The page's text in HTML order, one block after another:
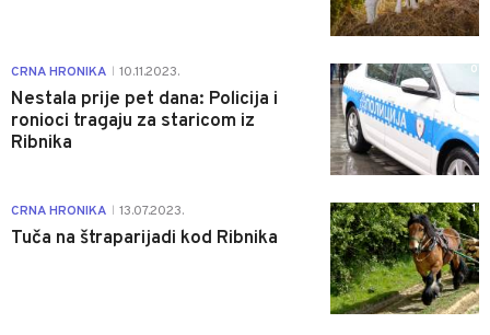
CRNA HRONIKA 10.11.2023.
Nestala prije pet dana: Policija i
ronioci tragaju za staricom iz
Ribnika
0
CRNA HRONIKA 13.07.2023.
Tuča na štraparijadi kod Ribnika
1